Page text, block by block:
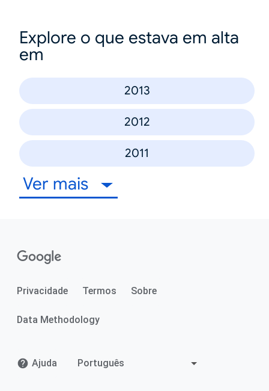
Explore o que estava em alta
em
2013
2012
2011
Ver mais
Privacidade Termos Sobre
Data Methodology
Ajuda